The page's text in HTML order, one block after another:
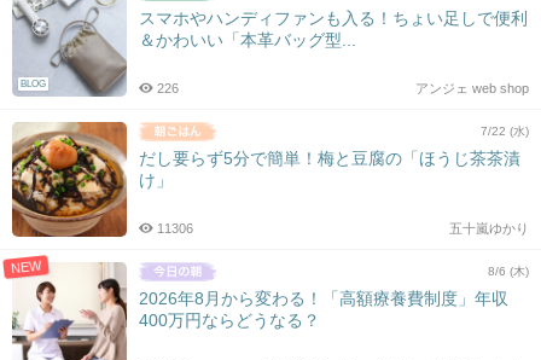
BLOG
スマホやハンディファンも入る！ちょい足しで便利
＆かわいい「本革バッグ型...
アンジェ web shop
226
7/22 (水)
だし要らず5分で簡単！梅と豆腐の「ほうじ茶茶漬
け」
五十嵐ゆかり
11306
NEW 8/6 (木)
2026年8月から変わる！「高額療養費制度」年収
400万円ならどうなる？